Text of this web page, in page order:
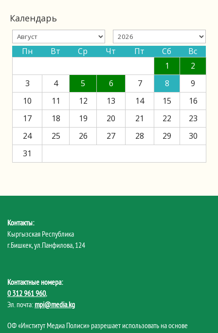
Календарь
Пн Вт Ср Чт Пт Сб
Вс
1
2
3
4 5 6 7 8
9
10
11 12 13 14 15
16
17
18 19 20 21 22
23
24
25 26 27 28 29
30
31
Контакты:
Кыргызская Республика
г.Бишкек, ул.Панфилова, 124
Контактные номера:
0 312 961 960,
Эл. почта: mpi@media.kg
ОФ «Институт Медиа Полиси» разрешает использовать на основе